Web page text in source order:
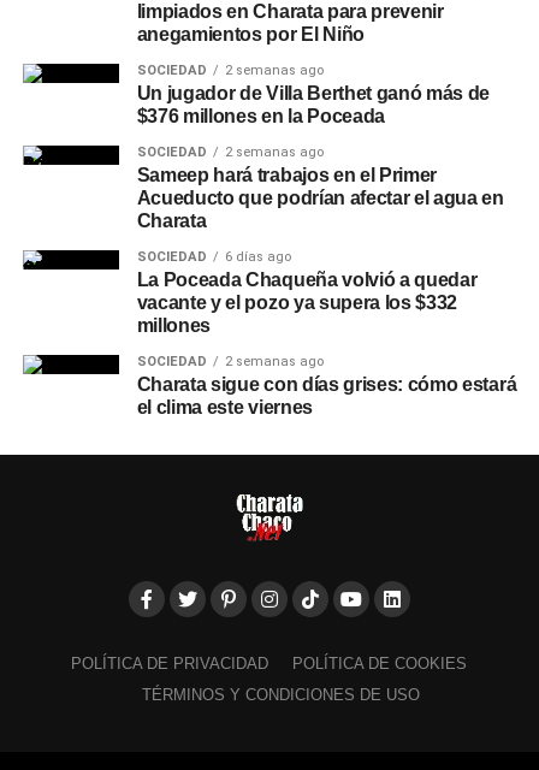
limpiados en Charata para prevenir
anegamientos por El Niño
SOCIEDAD 2 semanas ago
Un jugador de Villa Berthet ganó más de
$376 millones en la Poceada
SOCIEDAD 2 semanas ago
Sameep hará trabajos en el Primer
Acueducto que podrían afectar el agua en
Charata
SOCIEDAD 6 días ago
La Poceada Chaqueña volvió a quedar
vacante y el pozo ya supera los $332
millones
SOCIEDAD 2 semanas ago
Charata sigue con días grises: cómo estará
el clima este viernes
POLÍTICA DE PRIVACIDAD
POLÍTICA DE COOKIES
TÉRMINOS Y CONDICIONES DE USO